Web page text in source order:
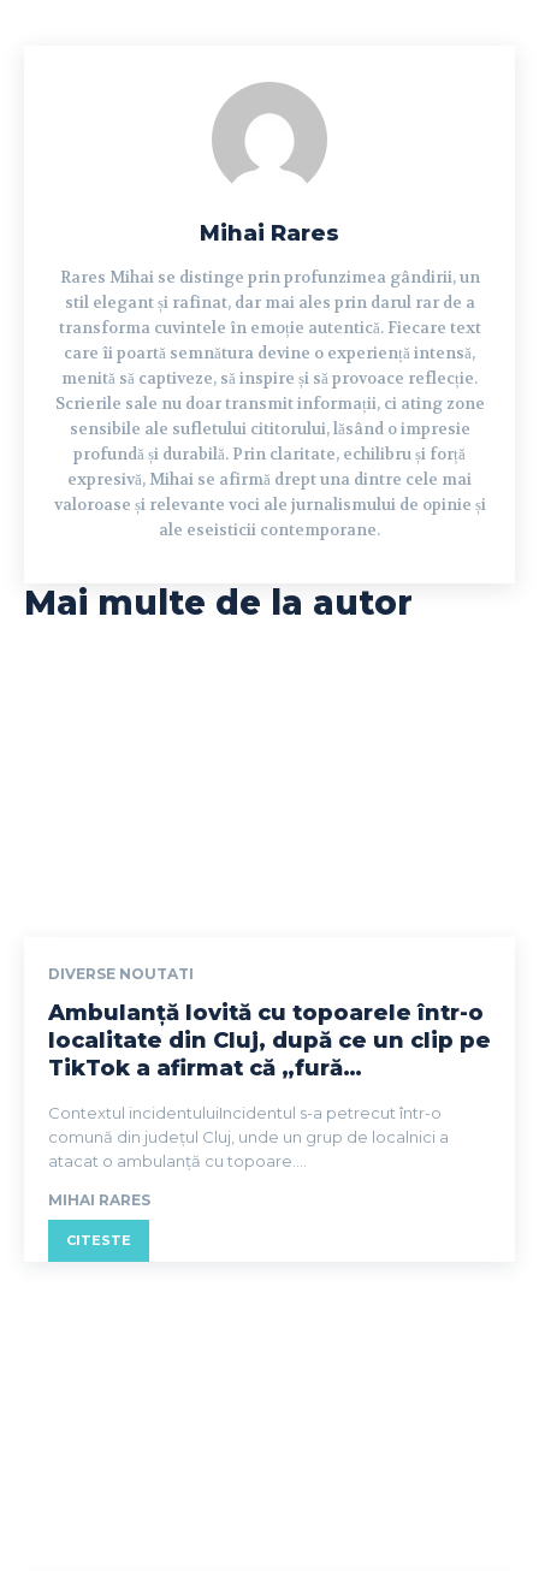
Mihai Rares
Rares Mihai se distinge prin profunzimea gândirii, un
stil elegant și rafinat, dar mai ales prin darul rar de a
transforma cuvintele în emoție autentică. Fiecare text
care îi poartă semnătura devine o experiență intensă,
menită să captiveze, să inspire și să provoace reflecție.
Scrierile sale nu doar transmit informații, ci ating zone
sensibile ale sufletului cititorului, lăsând o impresie
profundă și durabilă. Prin claritate, echilibru și forță
expresivă, Mihai se afirmă drept una dintre cele mai
valoroase și relevante voci ale jurnalismului de opinie și
ale eseisticii contemporane.
Mai multe de la autor
DIVERSE NOUTATI
Ambulanță lovită cu topoarele într-o
localitate din Cluj, după ce un clip pe
TikTok a afirmat că „fură…
Contextul incidentuluiIncidentul s-a petrecut într-o
comună din județul Cluj, unde un grup de localnici a
atacat o ambulanță cu topoare....
MIHAI RARES
CITESTE